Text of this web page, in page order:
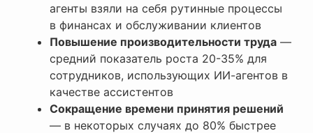
агенты взяли на себя рутинные процессы
в финансах и обслуживании клиентов
Повышение производительности труда —
средний показатель роста 20-35% для
сотрудников, использующих ИИ-агентов в
качестве ассистентов
Сокращение времени принятия решений
— в некоторых случаях до 80% быстрее